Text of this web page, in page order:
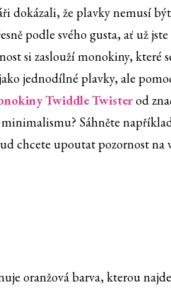
dokázali, že plavky nemusí
podle svého gusta, ať už
si zaslouží monokiny, které
jednodílné plavky, ale
Twiddle Twisterod
Sáhněte
chcete upoutat pozornost na
oranžová barva, kterou